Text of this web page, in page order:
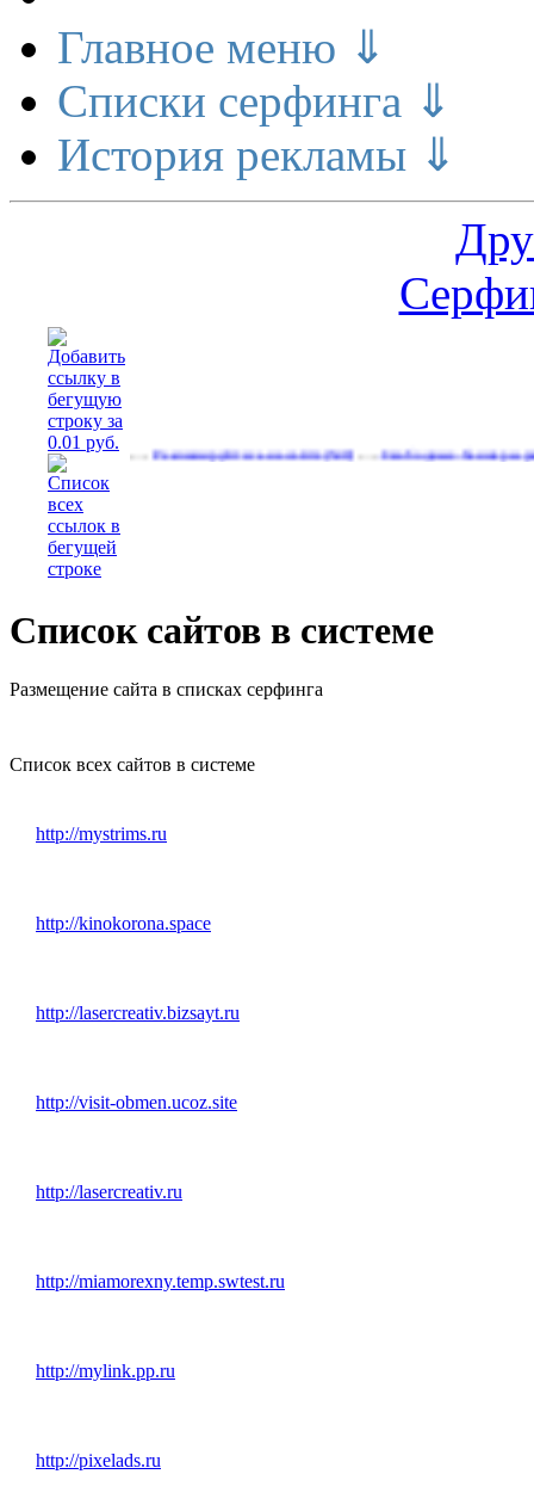
Главное меню ⇓
Списки серфинга ⇓
История рекламы ⇓
(600)…Рекламируйтесь на сайте(540)…Свободные баннеры разных
Список сайтов в системе
Размещение сайта в списках серфинга
Список всех сайтов в системе
http://mystrims.ru
http://kinokorona.space
http://lasercreativ.bizsayt.ru
http://visit-obmen.ucoz.site
http://lasercreativ.ru
http://miamorexny.temp.swtest.ru
http://mylink.pp.ru
http://pixelads.ru